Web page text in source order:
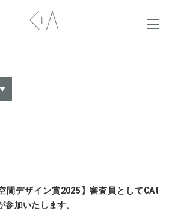
空間デザイン賞2025】審査員としてCAt
加いたします。